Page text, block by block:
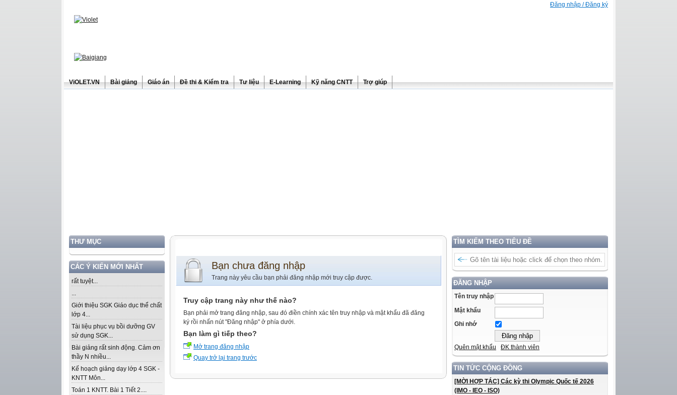
Đăng nhập / Đăng ký
ViOLET.VN Bài giảng Giáo án Đề thi & Kiểm tra Tư liệu E-Learning Kỹ năng CNTT Trợ giúp
THƯ MỤC
CÁC Ý KIẾN MỚI NHẤT
rất tuyệt...
...
Giới thiệu SGK Giáo dục thể chất
lớp 4...
Tài liệu phục vụ bồi dưỡng GV
sử dụng SGK...
Bài giảng rất sinh động. Cảm ơn
thầy N nhiều...
Kế hoạch giảng dạy lớp 4 SGK -
KNTT Môn...
Toán 1 KNTT. Bài 1 Tiết 2....
TÌM KIẾM THEO TIÊU ĐỀ
ĐĂNG NHẬP
Tên truy nhập
Mật khẩu
Ghi nhớ
Quên mật khẩu ĐK thành viên
TIN TỨC CỘNG ĐỒNG
[MỜI HỢP TÁC] Các kỳ thi Olympic Quốc tế 2026
(IMO - IEO - ISO)
Bạn chưa đăng nhập
Trang này yêu cầu bạn phải đăng nhập mới truy cập được.
Truy cập trang này như thế nào?
Bạn phải mở trang đăng nhập, sau đó điền chính xác tên truy nhập và mật khẩu đã đăng
ký rồi nhấn nút "Đăng nhập" ở phía dưới.
Bạn làm gì tiếp theo?
Mở trang đăng nhập
Quay trở lại trang trước